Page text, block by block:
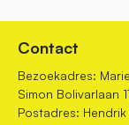
Contact
Bezoekadres:
Simon Bolivarlaan
Postadres: